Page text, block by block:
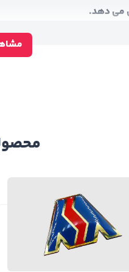
می دهد.
در رنگ های مختلف برای
و شستشو با مواد پاک کننده
هستند،بج سینه طلایی
بج سینه نقره‌ایرا نیز بررسی